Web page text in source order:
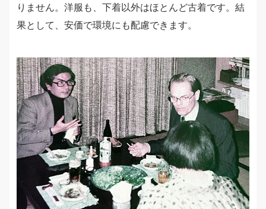
りません。洋服も、下着以外はほとんど古着です。結
果として、安価で環境にも配慮できます。